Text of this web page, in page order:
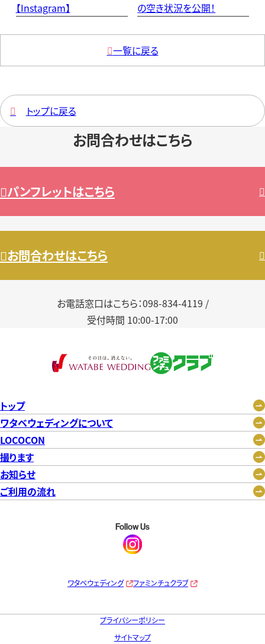
【Instagram】
一覧に戻る
の空き状況を公開！
 トップに戻る
お問合わせはこちら

パンフレットはこちら

お問合わせはこちら
お電話窓口はこちら：098-834-4119 /
受付時間 10:00-17:00
トップ
ワタベウェディングについて
LOCOCON
撮ります
お知らせ
ご利用の流れ
Follow Us
ワタベウェディング ファミンチュクラブ
プライバシーポリシー
サイトマップ